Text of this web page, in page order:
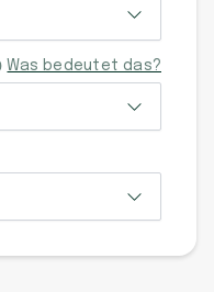
Was bedeutet das?